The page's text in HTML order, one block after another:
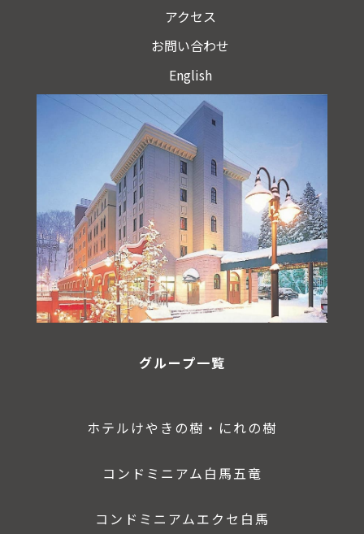
アクセス
お問い合わせ
English
グループ一覧
ホテルけやきの樹・にれの樹
コンドミニアム白馬五竜
コンドミニアムエクセ白馬